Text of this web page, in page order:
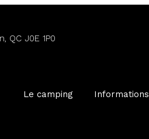
QC J0E 1P0
Le camping Informations